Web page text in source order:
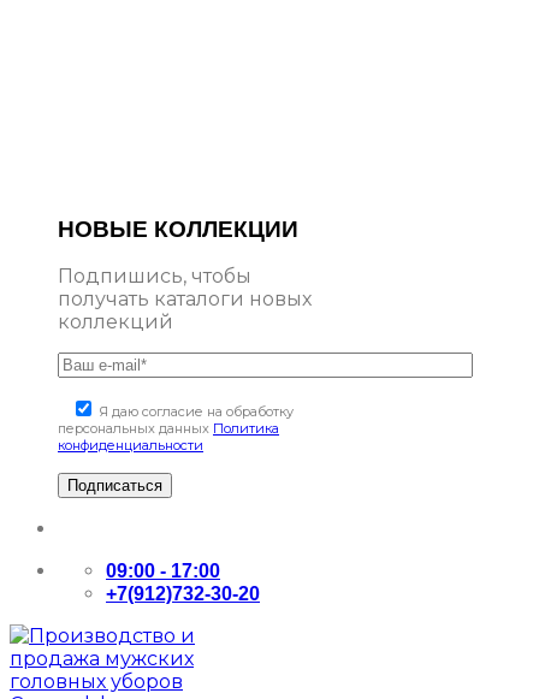
НОВЫЕ КОЛЛЕКЦИИ
Подпишись, чтобы
получать каталоги новых
коллекций
Я даю согласие на обработку
персональных данных Политика
конфиденциальности
09:00 - 17:00
+7(912)732-30-20